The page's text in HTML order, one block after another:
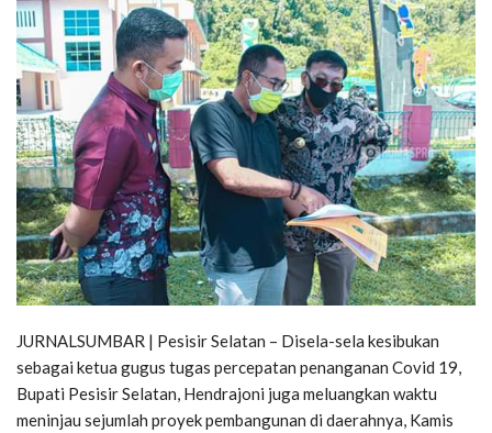
JURNALSUMBAR | Pesisir Selatan – Disela-sela kesibukan
sebagai ketua gugus tugas percepatan penanganan Covid 19,
Bupati Pesisir Selatan, Hendrajoni juga meluangkan waktu
meninjau sejumlah proyek pembangunan di daerahnya, Kamis